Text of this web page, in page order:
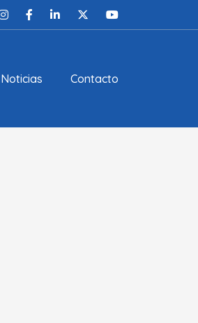
Noticias Contacto